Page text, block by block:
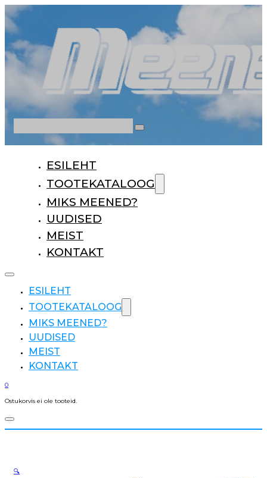
ESILEHT
TOOTEKATALOOG
MIKS MEENED?
UUDISED
MEIST
KONTAKT
ESILEHT
TOOTEKATALOOG
MIKS MEENED?
UUDISED
MEIST
KONTAKT
0
Ostukorvis ei ole tooteid.
🔍